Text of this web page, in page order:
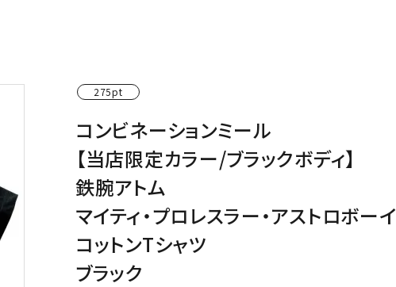
275pt
コンビネーションミール
【当店限定カラー/ブラックボディ】
鉄腕アトム
マイティ・プロレスラー・アストロボーイ
コットンTシャツ
ブラック